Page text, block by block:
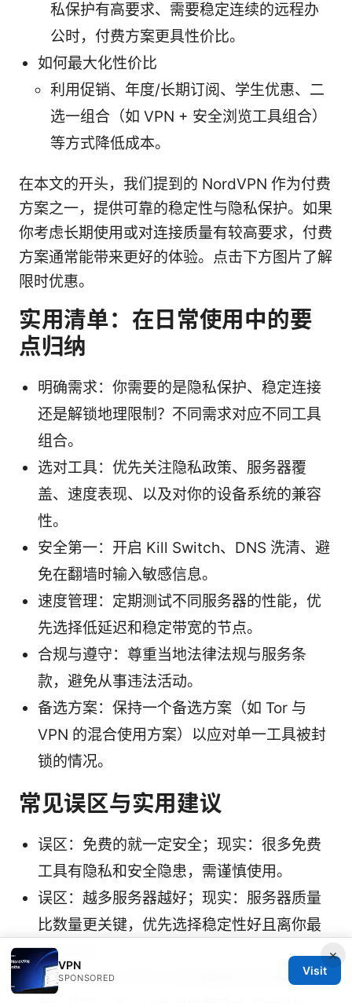
私保护有高要求、需要稳定连续的远程办
公时，付费方案更具性价比。
如何最大化性价比
利用促销、年度/长期订阅、学生优惠、二
选一组合（如 VPN + 安全浏览工具组合）
等方式降低成本。
在本文的开头，我们提到的 NordVPN 作为付费
方案之一，提供可靠的稳定性与隐私保护。如果
你考虑长期使用或对连接质量有较高要求，付费
方案通常能带来更好的体验。点击下方图片了解
限时优惠。
实用清单：在日常使用中的要
点归纳
明确需求：你需要的是隐私保护、稳定连接
还是解锁地理限制？不同需求对应不同工具
组合。
选对工具：优先关注隐私政策、服务器覆
盖、速度表现、以及对你的设备系统的兼容
性。
安全第一：开启 Kill Switch、DNS 洗清、避
免在翻墙时输入敏感信息。
速度管理：定期测试不同服务器的性能，优
先选择低延迟和稳定带宽的节点。
合规与遵守：尊重当地法律法规与服务条
款，避免从事违法活动。
备选方案：保持一个备选方案（如 Tor 与
VPN 的混合使用方案）以应对单一工具被封
锁的情况。
常见误区与实用建议
误区：免费的就一定安全；现实：很多免费
工具有隐私和安全隐患，需谨慎使用。
误区：越多服务器越好；现实：服务器质量
比数量更关键，优先选择稳定性好且离你最
近的节点。
误区：免费工具可以完全覆盖所有地理限
×
VPN
SPONSORED
Visit